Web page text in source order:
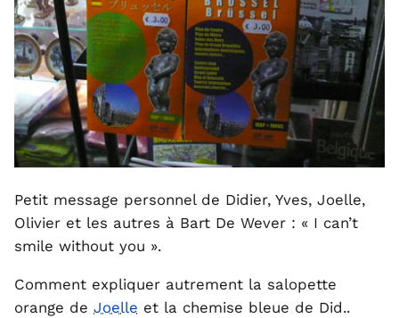
Petit message personnel de Didier, Yves, Joelle,
Olivier et les autres à Bart De Wever : « I can’t
smile without you ».
Comment expliquer autrement la salopette
orange de Joelle et la chemise bleue de Did..